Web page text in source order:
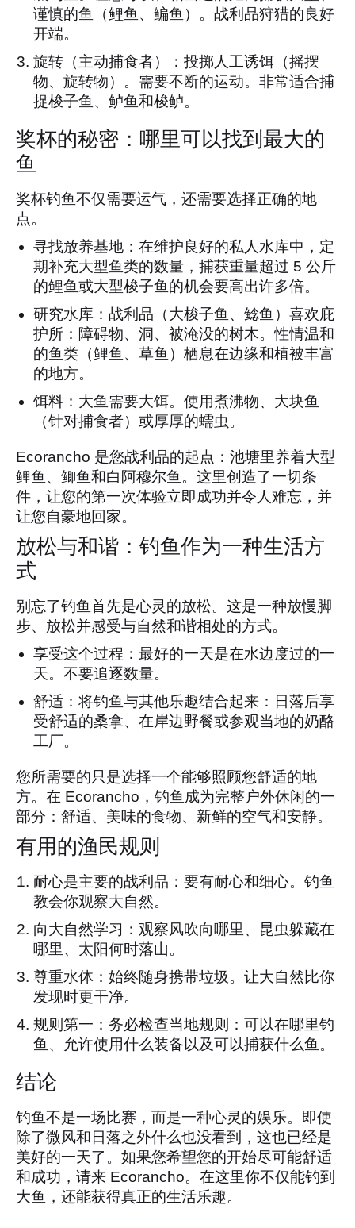
谨慎的鱼（鲤鱼、鳊鱼）。战利品狩猎的良好
开端。
旋转（主动捕食者）：投掷人工诱饵（摇摆
物、旋转物）。需要不断的运动。非常适合捕
捉梭子鱼、鲈鱼和梭鲈。
奖杯的秘密：哪里可以找到最大的
鱼
奖杯钓鱼不仅需要运气，还需要选择正确的地
点。
寻找放养基地：在维护良好的私人水库中，定
期补充大型鱼类的数量，捕获重量超过 5 公斤
的鲤鱼或大型梭子鱼的机会要高出许多倍。
研究水库：战利品（大梭子鱼、鲶鱼）喜欢庇
护所：障碍物、洞、被淹没的树木。性情温和
的鱼类（鲤鱼、草鱼）栖息在边缘和植被丰富
的地方。
饵料：大鱼需要大饵。使用煮沸物、大块鱼
（针对捕食者）或厚厚的蠕虫。
Ecorancho 是您战利品的起点：池塘里养着大型
鲤鱼、鲫鱼和白阿穆尔鱼。这里创造了一切条
件，让您的第一次体验立即成功并令人难忘，并
让您自豪地回家。
放松与和谐：钓鱼作为一种生活方
式
别忘了钓鱼首先是心灵的放松。这是一种放慢脚
步、放松并感受与自然和谐相处的方式。
享受这个过程：最好的一天是在水边度过的一
天。不要追逐数量。
舒适：将钓鱼与其他乐趣结合起来：日落后享
受舒适的桑拿、在岸边野餐或参观当地的奶酪
工厂。
您所需要的只是选择一个能够照顾您舒适的地
方。在 Ecorancho，钓鱼成为完整户外休闲的一
部分：舒适、美味的食物、新鲜的空气和安静。
有用的渔民规则
耐心是主要的战利品：要有耐心和细心。钓鱼
教会你观察大自然。
向大自然学习：观察风吹向哪里、昆虫躲藏在
哪里、太阳何时落山。
尊重水体：始终随身携带垃圾。让大自然比你
发现时更干净。
规则第一：务必检查当地规则：可以在哪里钓
鱼、允许使用什么装备以及可以捕获什么鱼。
结论
钓鱼不是一场比赛，而是一种心灵的娱乐。即使
除了微风和日落之外什么也没看到，这也已经是
美好的一天了。如果您希望您的开始尽可能舒适
和成功，请来 Ecorancho。在这里你不仅能钓到
大鱼，还能获得真正的生活乐趣。